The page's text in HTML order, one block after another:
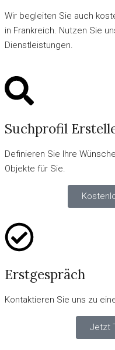
Wir begleiten Sie auch
in Frankreich. Nutzen Sie
Dienstleistungen.
Suchprofil
Definieren Sie Ihre
Objekte für Sie.
Erstgespräch
Kontaktieren Sie uns zu
Jetzt